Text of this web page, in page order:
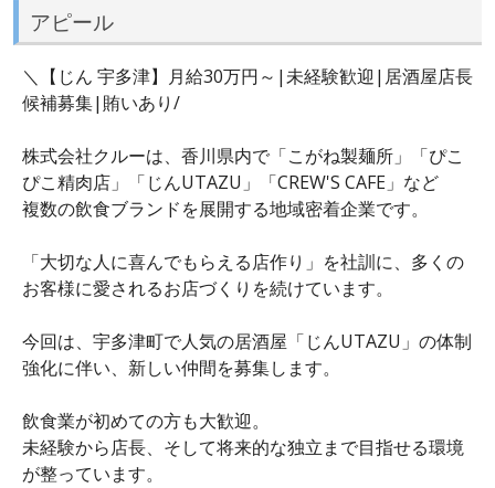
アピール
＼【じん 宇多津】月給30万円～|未経験歓迎|居酒屋店長
候補募集|賄いあり/
株式会社クルーは、香川県内で「こがね製麺所」「ぴこ
ぴこ精肉店」「じんUTAZU」「CREW'S CAFE」など
複数の飲食ブランドを展開する地域密着企業です。
「大切な人に喜んでもらえる店作り」を社訓に、多くの
お客様に愛されるお店づくりを続けています。
今回は、宇多津町で人気の居酒屋「じんUTAZU」の体制
強化に伴い、新しい仲間を募集します。
飲食業が初めての方も大歓迎。
未経験から店長、そして将来的な独立まで目指せる環境
が整っています。